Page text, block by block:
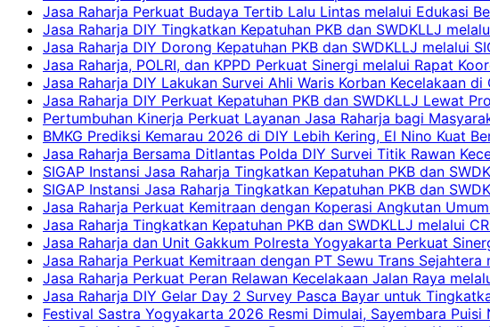
Jasa Raharja Perkuat Budaya Tertib Lalu Lintas melalui Edukasi
Jasa Raharja DIY Tingkatkan Kepatuhan PKB dan SWDKLLJ
Jasa Raharja DIY Dorong Kepatuhan PKB dan SWDKLLJ melalui
Jasa Raharja, POLRI, dan KPPD Perkuat Sinergi melalui Rapat
Jasa Raharja DIY Lakukan Survei Ahli Waris Korban Kecelakaan di
Jasa Raharja DIY Perkuat Kepatuhan PKB dan SWDKLLJ Lewat
Pertumbuhan Kinerja Perkuat Layanan Jasa Raharja bagi
BMKG Prediksi Kemarau 2026 di DIY Lebih Kering, El Nino Kuat
Jasa Raharja Bersama Ditlantas Polda DIY Survei Titik Rawan
SIGAP Instansi Jasa Raharja Tingkatkan Kepatuhan PKB dan
SIGAP Instansi Jasa Raharja Tingkatkan Kepatuhan PKB dan
Jasa Raharja Perkuat Kemitraan dengan Koperasi Angkutan
Jasa Raharja Tingkatkan Kepatuhan PKB dan SWDKLLJ melalui
Jasa Raharja dan Unit Gakkum Polresta Yogyakarta Perkuat
Jasa Raharja Perkuat Kemitraan dengan PT Sewu Trans Sejahtera
Jasa Raharja Perkuat Peran Relawan Kecelakaan Jalan Raya
Jasa Raharja DIY Gelar Day 2 Survey Pasca Bayar untuk
Festival Sastra Yogyakarta 2026 Resmi Dimulai, Sayembara